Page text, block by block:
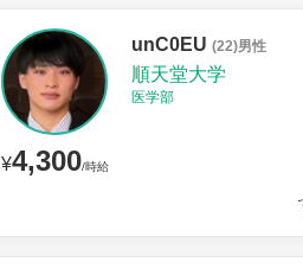
¥4,300/時給
unC0EU (22)男性
順天堂大学
医学部